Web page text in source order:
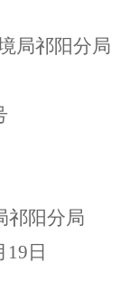
局祁阳分局
祁阳分局
19 日